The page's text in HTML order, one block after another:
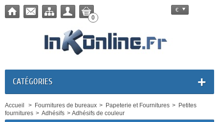
0
€
CATÉGORIES
Accueil > Fournitures de bureaux > Papeterie et Fournitures > Petites
fournitures > Adhésifs > Adhésifs de couleur